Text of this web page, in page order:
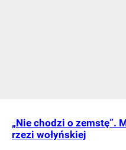
„Nie chodzi o zemstę”.
rzezi wołyńskiej